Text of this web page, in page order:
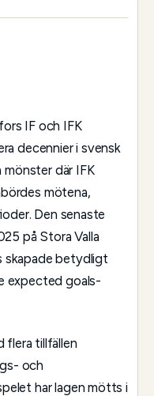
IF och IFK
decennier i svensk
där IFK
mötena,
Den senaste
på Stora Valla
skapade betydligt
expected goals-
flera tillfällen
och
har lagen mötts i